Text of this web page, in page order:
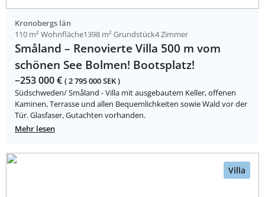
Kronobergs län
110 m² Wohnfläche1398 m² Grundstück4 Zimmer
Småland – Renovierte Villa 500 m vom
schönen See Bolmen! Bootsplatz!
~253 000 € ( 2 795 000 SEK )
Südschweden/ Småland - Villa mit ausgebautem Keller, offenen
Kaminen, Terrasse und allen Bequemlichkeiten sowie Wald vor der
Tür. Glasfaser, Gutachten vorhanden.
Mehr lesen
Villa